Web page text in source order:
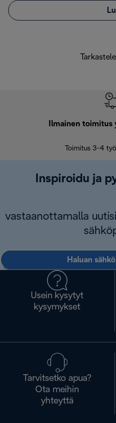
Ilmainen
Toimitus 3-4
Inspiroidu ja
vastaanottamalla
Haluan
Usein kysytyt
kysymykset
Tarvitsetko apua?
Ota meihin
yhteyttä